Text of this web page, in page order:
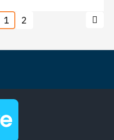
1 2